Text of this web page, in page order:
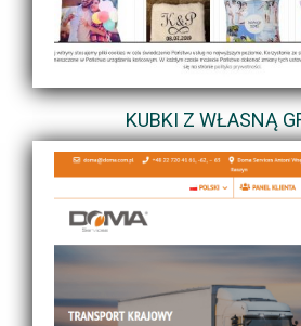
KUBKI Z WŁASNĄ